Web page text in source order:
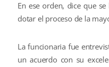
En ese orden, dice que
dotar el proceso de la
La funcionaria fue
un acuerdo con su